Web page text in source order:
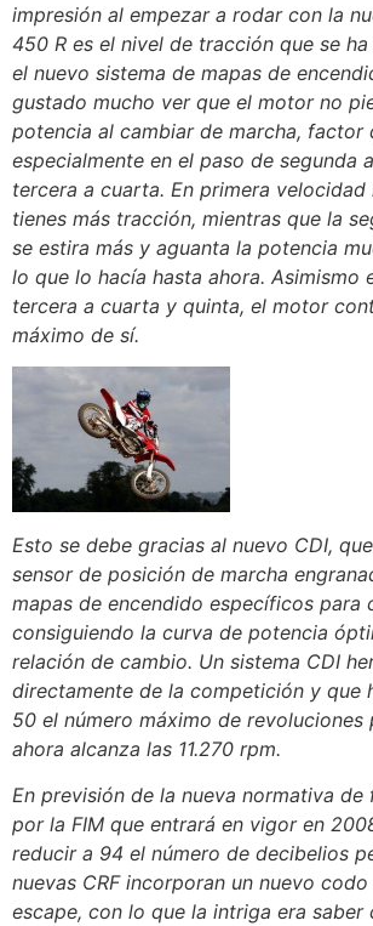
impresión al empezar a rodar con la
450 R es el nivel de tracción que se
el nuevo sistema de mapas de
gustado mucho ver que el motor no
potencia al cambiar de marcha, factor
especialmente en el paso de segunda
tercera a cuarta. En primera
tienes más tracción, mientras que la
se estira más y aguanta la potencia
lo que lo hacía hasta ahora. Asimismo
tercera a cuarta y quinta, el motor
máximo de sí.
Esto se debe gracias al nuevo CDI,
sensor de posición de marcha
mapas de encendido específicos para
consiguiendo la curva de potencia
relación de cambio. Un sistema CDI
directamente de la competición y que
50 el número máximo de revoluciones
ahora alcanza las 11.270 rpm.
En previsión de la nueva normativa de
por la FIM que entrará en vigor en
reducir a 94 el número de decibelios
nuevas CRF incorporan un nuevo
escape, con lo que la intriga era saber